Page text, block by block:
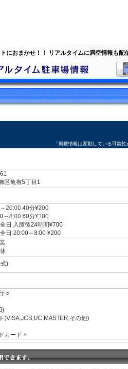
におまかせ！！ リアルタイムに満空情報も配
「掲載情報は変動している可能
区亀有5丁目1
20:00 40分¥200
～8:00 60分¥100
日 入庫後24時間¥700
日 20:00～8:00 ¥200
)
○
(VISA,JCB,UC,MASTER,その他)
カード ×
○